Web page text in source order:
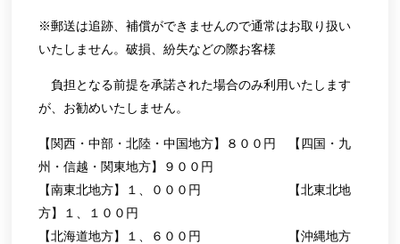
※郵送は追跡、補償ができませんので通常はお取り扱い
いたしません。破損、紛失などの際お客様
負担となる前提を承諾された場合のみ利用いたします
が、お勧めいたしません。
【関西・中部・北陸・中国地方】８００円 【四国・九
州・信越・関東地方】９００円
【南東北地方】１、０００円 【北東北地
方】１、１００円
【北海道地方】１、６００円 【沖縄地方